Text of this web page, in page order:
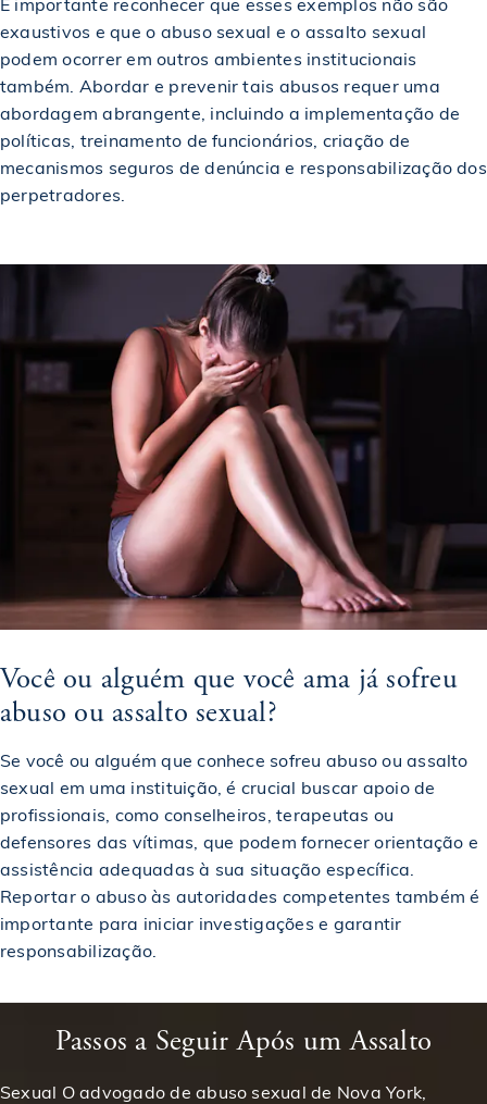
exaustivos e que o abuso sexual e o assalto sexual
podem ocorrer em outros ambientes institucionais
também. Abordar e prevenir tais abusos requer uma
abordagem abrangente, incluindo a implementação de
políticas, treinamento de funcionários, criação de
mecanismos seguros de denúncia e responsabilização dos
perpetradores.
Você ou alguém que você ama já sofreu
abuso ou assalto sexual?
Se você ou alguém que conhece sofreu abuso ou assalto
sexual em uma instituição, é crucial buscar apoio de
profissionais, como conselheiros, terapeutas ou
defensores das vítimas, que podem fornecer orientação e
assistência adequadas à sua situação específica.
Reportar o abuso às autoridades competentes também é
importante para iniciar investigações e garantir
responsabilização.
Passos a Seguir Após um Assalto
Sexual O advogado de abuso sexual de Nova York,